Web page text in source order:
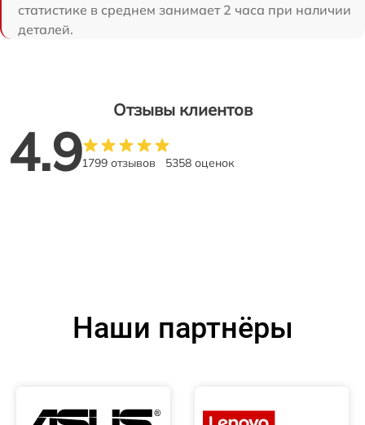
статистике в среднем занимает 2 часа при наличии
деталей.
Отзывы клиентов
4.91799 отзывов 5358 оценок
Наши партнёры